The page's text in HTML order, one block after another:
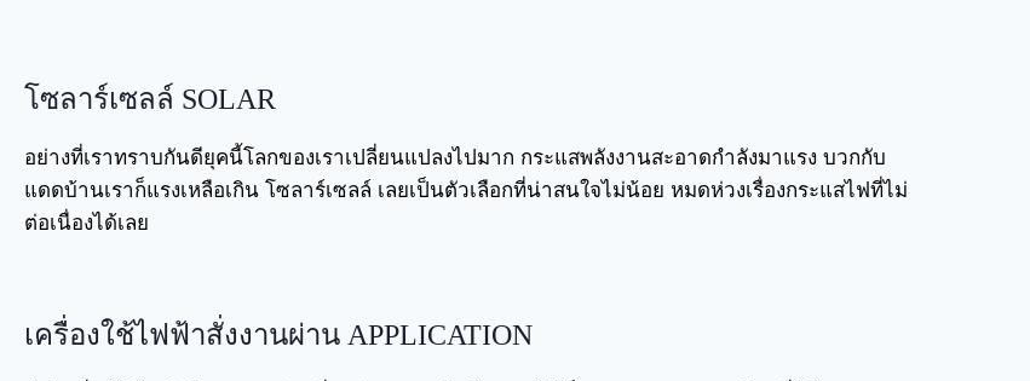
โซลาร์เซลล์ SOLAR
อย่างที่เราทราบกันดียุคนี้โลกของเราเปลี่ยนแปลงไปมาก กระแสพลังงานสะอาดกำลังมาแรง บวกกับ
แดดบ้านเราก็แรงเหลือเกิน โซลาร์เซลล์ เลยเป็นตัวเลือกที่น่าสนใจไม่น้อย หมดห่วงเรื่องกระแสไฟที่ไม่
ต่อเนื่องได้เลย
เครื่องใช้ไฟฟ้าสั่งงานผ่าน APPLICATION